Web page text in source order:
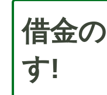
借金
す!